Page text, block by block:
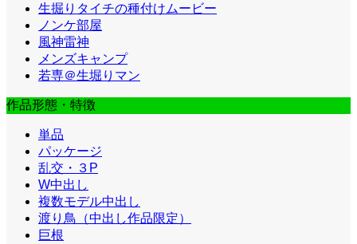
生掘りタイチの種付けムービー
ノンケ部屋
風神雷神
メンズキャンプ
若専＠生堀りマン
作品形態・特徴
単品
パッケージ
乱交・３P
W中出し
複数モデル中出し
渡り鳥（中出し作品限定）
巨根